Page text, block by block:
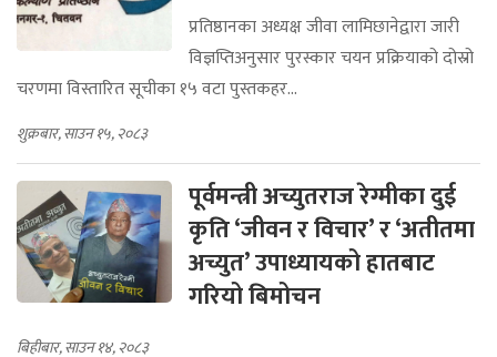
प्रतिष्ठानका अध्यक्ष जीवा लामिछानेद्वारा जारी
विज्ञप्तिअनुसार पुरस्कार चयन प्रक्रियाको दोस्रो
चरणमा विस्तारित सूचीका १५ वटा पुस्तकहर...
शुक्रबार, साउन १५, २०८३
पूर्वमन्त्री अच्युतराज रेग्मीका दुई
कृति ‘जीवन र विचार’ र ‘अतीतमा
अच्युत’ उपाध्यायको हातबाट
गरियो बिमोचन
बिहीबार, साउन १४, २०८३